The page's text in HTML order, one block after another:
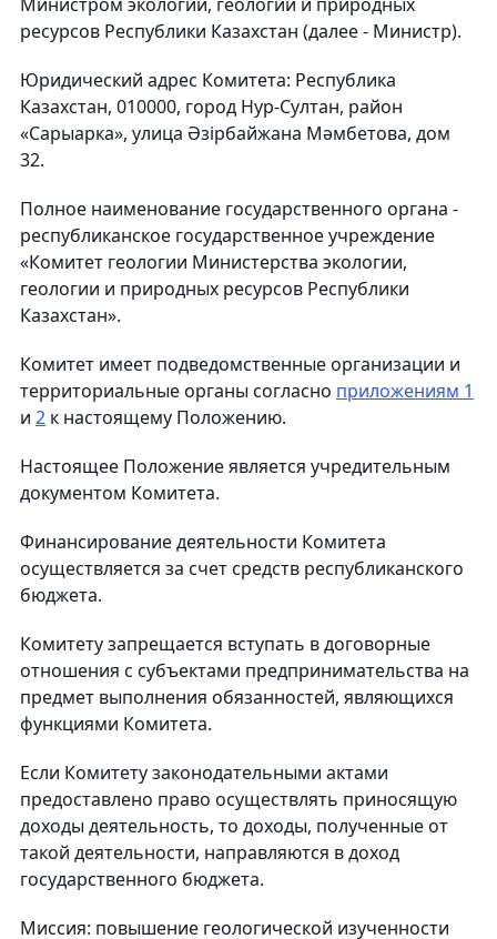
ресурсов Республики Казахстан (далее - Министр).
Юридический адрес Комитета: Республика
Казахстан, 010000, город Нур-Султан, район
«Сарыарка», улица Әзірбайжана Мәмбетова, дом
32.
Полное наименование государственного органа -
республиканское государственное учреждение
«Комитет геологии Министерства экологии,
геологии и природных ресурсов Республики
Казахстан».
Комитет имеет подведомственные организации и
территориальные органы согласно приложениям 1
и 2 к настоящему Положению.
Настоящее Положение является учредительным
документом Комитета.
Финансирование деятельности Комитета
осуществляется за счет средств республиканского
бюджета.
Комитету запрещается вступать в договорные
отношения с субъектами предпринимательства на
предмет выполнения обязанностей, являющихся
функциями Комитета.
Если Комитету законодательными актами
предоставлено право осуществлять приносящую
доходы деятельность, то доходы, полученные от
такой деятельности, направляются в доход
государственного бюджета.
Миссия: повышение геологической изученности